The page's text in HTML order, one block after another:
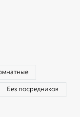
Без посредников